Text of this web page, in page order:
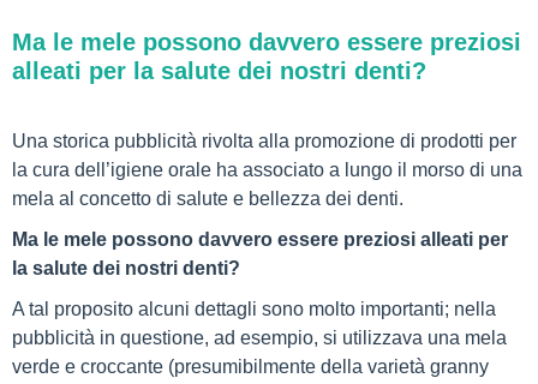
Ma le mele possono davvero essere preziosi
alleati per la salute dei nostri denti?
Una storica pubblicità rivolta alla promozione di prodotti per
la cura dell’igiene orale ha associato a lungo il morso di una
mela al concetto di salute e bellezza dei denti.
Ma le mele possono davvero essere preziosi alleati per
la salute dei nostri denti?
A tal proposito alcuni dettagli sono molto importanti; nella
pubblicità in questione, ad esempio, si utilizzava una mela
verde e croccante (presumibilmente della varietà granny